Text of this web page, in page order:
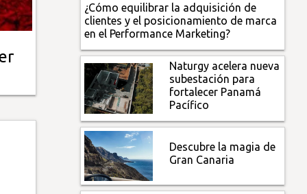
¿Cómo equilibrar la adquisición de
clientes y el posicionamiento de marca
en el Performance Marketing?
Naturgy acelera nueva
subestación para
fortalecer Panamá
Pacífico
Descubre la magia de
Gran Canaria